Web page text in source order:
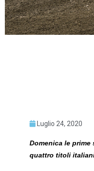
Luglio 24, 2020
Domenica le prime
quattro titoli